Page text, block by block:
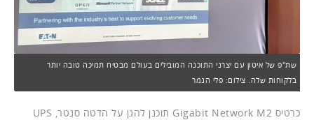
שת"פ של איטון עם יצרני התוכנה המובילים בעולם מבטיח תמיכה טובה יותר
בלקוחות שלה. צילום: פלי הנמר
כרטיס Gigabit Network M2 תוכנן להגן על הדטה סנטר, UPS